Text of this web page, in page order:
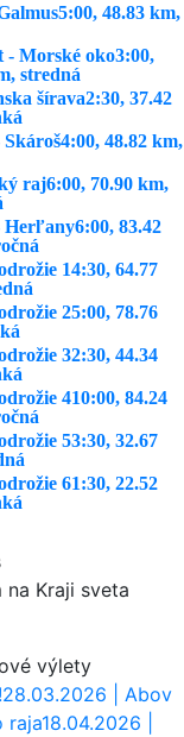
5:00, 48.83 km,
- Morské oko3:00,
stredná
šírava2:30, 37.42
Skároš4:00, 48.82 km,
raj6:00, 70.90 km,
Herľany6:00, 83.42
14:30, 64.77
25:00, 78.76
32:30, 44.34
410:00, 84.24
53:30, 32.67
61:30, 22.52
na Kraji sveta
výlety
28.03.2026 | Abov
raja18.04.2026 |